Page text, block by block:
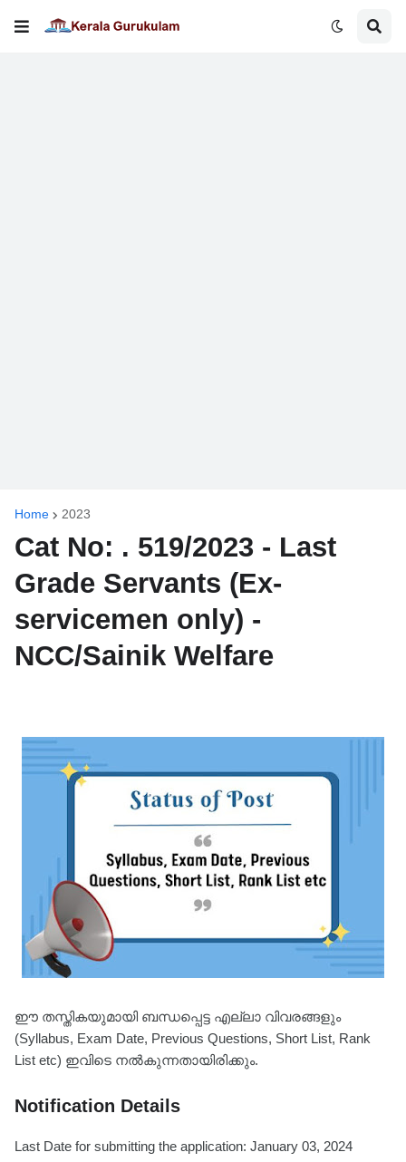
Home 2023
Cat No: . 519/2023 - Last
Grade Servants (Ex-
servicemen only) -
NCC/Sainik Welfare
ഈ തസ്തികയുമായി ബന്ധപ്പെട്ട എല്ലാ വിവരങ്ങളും
(Syllabus, Exam Date, Previous Questions, Short List, Rank
List etc) ഇവിടെ നൽകുന്നതായിരിക്കും.
Notification Details
Last Date for submitting the application: January 03, 2024